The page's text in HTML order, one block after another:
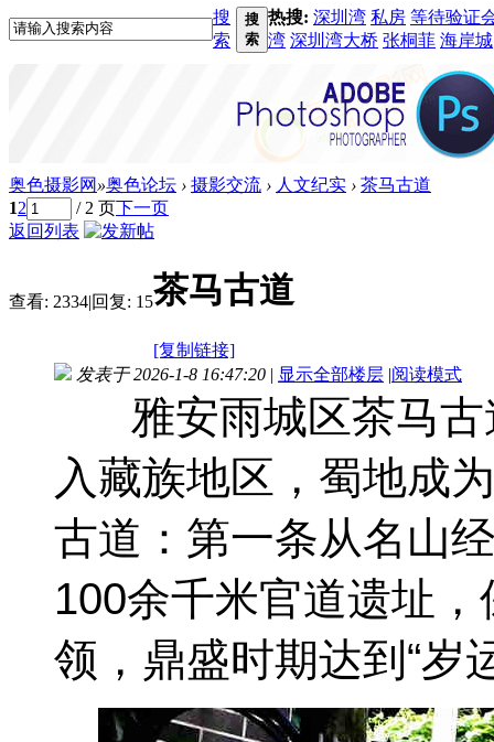
搜
索
搜
索
热搜: 深圳湾 私房 等待验证
湾 深圳湾大桥 张桐菲 海岸城
奥色摄影网 »奥色论坛 › 摄影交流 › 人文纪实 › 茶马古道
12 / 2 页下一页
返回列表
查看: 2334|回复: 15茶马古道
[复制链接]
发表于 2026-1-8 16:47:20 | 显示全部楼层 |阅读模式
雅安雨城区茶马
入藏族地区，蜀地成
古道：第一条从名山
100余千米官道遗址
领，鼎盛时期达到“岁